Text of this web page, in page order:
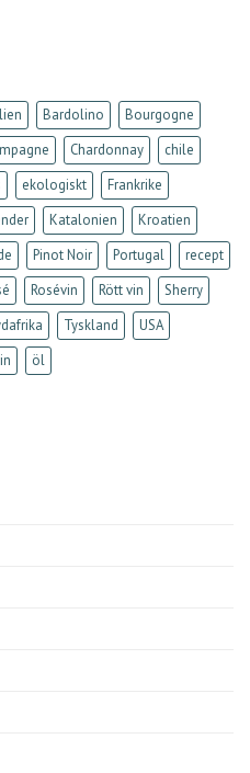
Bardolino
Bourgogne
Chardonnay
chile
ekologiskt
Frankrike
Katalonien
Kroatien
Pinot Noir Portugal
recept
Rosévin Rött vin
Sherry
Tyskland
USA
öl